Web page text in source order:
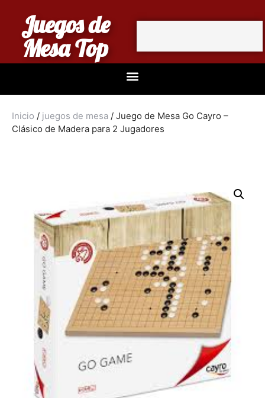
Juegos de
Mesa Top
Inicio / juegos de mesa / Juego de Mesa Go Cayro –
Clásico de Madera para 2 Jugadores